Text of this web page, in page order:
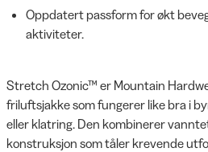
Oppdatert passform for økt
aktiviteter.
Stretch Ozonic™ er Mountain
friluftsjakke som fungerer like bra i
eller klatring. Den kombinerer
konstruksjon som tåler krevende